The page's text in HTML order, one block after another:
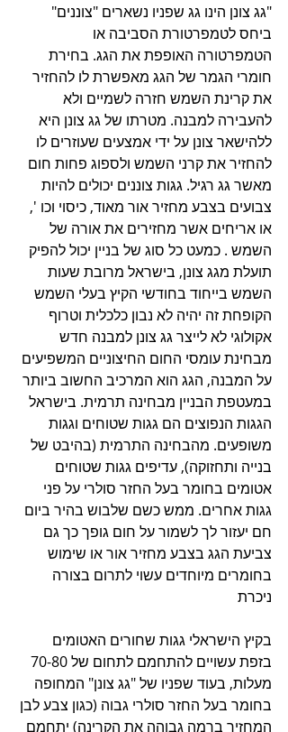
"גג צונן הינו גג שפניו נשארים "צוננים"
ביחס לטמפרטורת הסביבה או
הטמפרטורה האופפת את הגג. בחירת
חומרי הגמר של הגג מאפשרת לו להחזיר
את קרינת השמש חזרה לשמיים ולא
להעבירה למבנה. מטרתו של גג צונן היא
ללהישאר צונן על ידי אמצעים שעוזרים לו
להחזיר את קרני השמש ולספוג פחות חום
מאשר גג רגיל. גגות צוננים יכולים להיות
צבועים בצבע מחזיר אור מאוד, כיסוי וכו ',
או אריחים אשר מחזירים את אורה של
השמש . כמעט כל סוג של בניין יכול להפיק
תועלת מגג צונן, בישראל מרובת שעות
השמש בייחוד בחודשי הקיץ בעלי השמש
הקופחת זה יהיה לא נבון כלכלית וטרוף
אקולוגי לא לייצר גג צונן למבנה חדש
מבחינת עומסי החום החיצוניים המשפיעים
על המבנה, הגג הוא המרכיב החשוב ביותר
במעטפת הבניין מבחינה תרמית. בישראל
הגגות הנפוצים הם גגות שטוחים וגגות
משופעים. מהבחינה התרמית (בהיבט של
בנייה ותחזוקה), עדיפים גגות שטוחים
אטומים בחומר בעל החזר סולרי על פני
גגות אחרים. ממש כשם שלבוש בהיר ביום
חם יעזור לך לשמור על חום גופך כך גם
צביעת הגג בצבע מחזיר אור או שימוש
בחומרים מיוחדים עשוי לתרום בצורה
ניכרת
בקיץ הישראלי גגות שחורים האטומים
מעלות, בעוד שפניו של "גג צונן" המחופה
בחומר בעל החזר סולרי גבוה (כגון צבע לבן
המחזיר ברמה גבוהה את הקרינה) יתחמם